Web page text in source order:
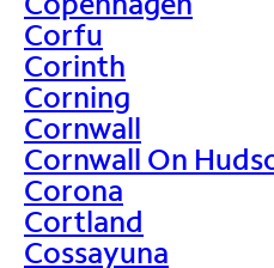
Corfu
Corinth
Corning
Cornwall
Cornwall On
Corona
Cortland
Cossayuna